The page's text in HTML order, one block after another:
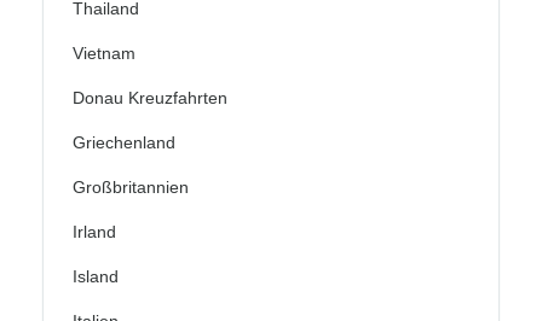
Thailand
Vietnam
Donau Kreuzfahrten
Griechenland
Großbritannien
Irland
Island